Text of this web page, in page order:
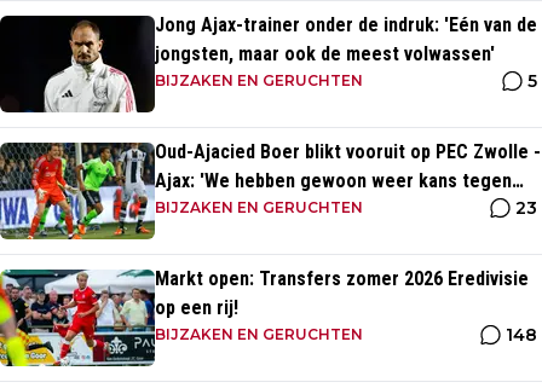
Jong Ajax-trainer onder de indruk: 'Eén van de
jongsten, maar ook de meest volwassen'
BIJZAKEN EN GERUCHTEN 5
Oud-Ajacied Boer blikt vooruit op PEC Zwolle -
Ajax: 'We hebben gewoon weer kans tegen
Ajax'
BIJZAKEN EN GERUCHTEN 23
Markt open: Transfers zomer 2026 Eredivisie
op een rij!
BIJZAKEN EN GERUCHTEN 148